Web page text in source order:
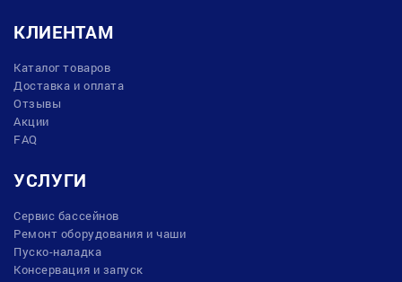
КЛИЕНТАМ
Каталог товаров
Доставка и оплата
Отзывы
Акции
FAQ
УСЛУГИ
Сервис бассейнов
Ремонт оборудования и чаши
Пуско-наладка
Консервация и запуск